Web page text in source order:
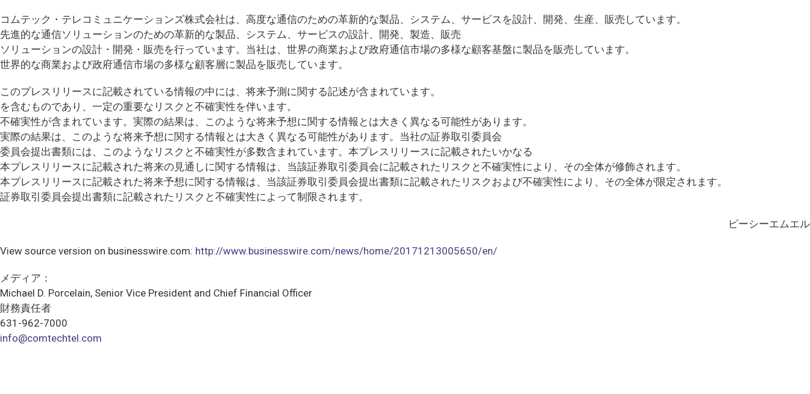
コムテック・テレコミュニケーションズ株式会社は、高度な通信のための革新的な製品、システム、サービスを設計、開発、生産、販売しています。
先進的な通信ソリューションのための革新的な製品、システム、サービスの設計、開発、製造、販売
ソリューションの設計・開発・販売を行っています。当社は、世界の商業および政府通信市場の多様な顧客基盤に製品を販売しています。
世界的な商業および政府通信市場の多様な顧客層に製品を販売しています。
このプレスリリースに記載されている情報の中には、将来予測に関する記述が含まれています。
を含むものであり、一定の重要なリスクと不確実性を伴います。
不確実性が含まれています。実際の結果は、このような将来予想に関する情報とは大きく異なる可能性があります。
実際の結果は、このような将来予想に関する情報とは大きく異なる可能性があります。当社の証券取引委員会
委員会提出書類には、このようなリスクと不確実性が多数含まれています。本プレスリリースに記載されたいかなる
本プレスリリースに記載された将来の見通しに関する情報は、当該証券取引委員会に記載されたリスクと不確実性により、その全体が修飾されます。
本プレスリリースに記載された将来予想に関する情報は、当該証券取引委員会提出書類に記載されたリスクおよび不確実性により、その全体が限定されます。
証券取引委員会提出書類に記載されたリスクと不確実性によって制限されます。
ピーシーエムエル
View source version on businesswire.com: http://www.businesswire.com/news/home/20171213005650/en/
メディア：
Michael D. Porcelain, Senior Vice President and Chief Financial Officer
財務責任者
631-962-7000
info@comtechtel.com